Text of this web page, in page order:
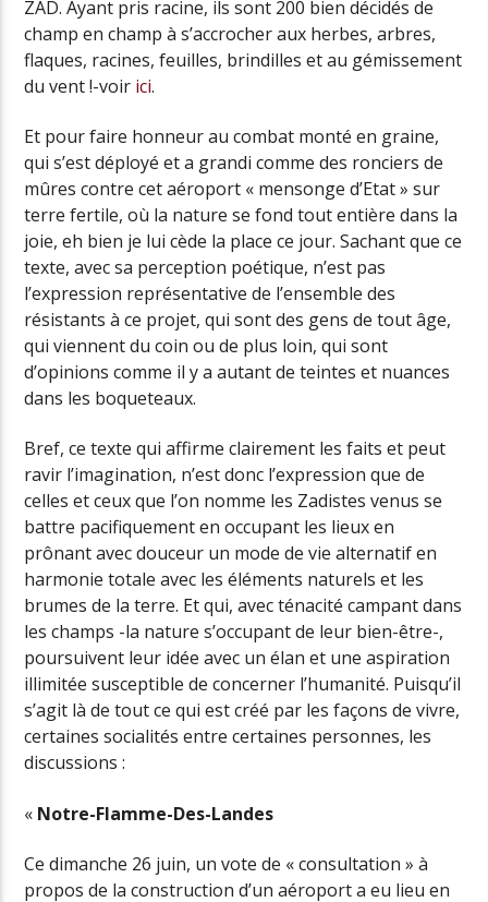
ZAD. Ayant pris racine, ils sont 200 bien décidés de
champ en champ à s’accrocher aux herbes, arbres,
flaques, racines, feuilles, brindilles et au gémissement
du vent !-voir ici.
Et pour faire honneur au combat monté en graine,
qui s’est déployé et a grandi comme des ronciers de
mûres contre cet aéroport « mensonge d’Etat » sur
terre fertile, où la nature se fond tout entière dans la
joie, eh bien je lui cède la place ce jour. Sachant que ce
texte, avec sa perception poétique, n’est pas
l’expression représentative de l’ensemble des
résistants à ce projet, qui sont des gens de tout âge,
qui viennent du coin ou de plus loin, qui sont
d’opinions comme il y a autant de teintes et nuances
dans les boqueteaux.
Bref, ce texte qui affirme clairement les faits et peut
ravir l’imagination, n’est donc l’expression que de
celles et ceux que l’on nomme les Zadistes venus se
battre pacifiquement en occupant les lieux en
prônant avec douceur un mode de vie alternatif en
harmonie totale avec les éléments naturels et les
brumes de la terre. Et qui, avec ténacité campant dans
les champs -la nature s’occupant de leur bien-être-,
poursuivent leur idée avec un élan et une aspiration
illimitée susceptible de concerner l’humanité. Puisqu’il
s’agit là de tout ce qui est créé par les façons de vivre,
certaines socialités entre certaines personnes, les
discussions :
« Notre-Flamme-Des-Landes
Ce dimanche 26 juin, un vote de « consultation » à
propos de la construction d’un aéroport a eu lieu en